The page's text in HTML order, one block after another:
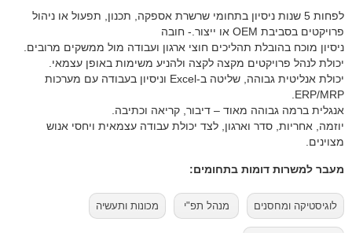
לפחות 5 שנות ניסיון בתחומי שרשרת אספקה, תכנון, תפעול או ניהול
פרויקטים בסביבת OEM או ייצור.- חובה
ניסיון מוכח בהובלת תהליכים חוצי ארגון ועבודה מול ממשקים מרובים.
יכולת לנהל פרויקטים מקצה לקצה ולהניע משימות באופן עצמאי.
יכולת אנליטית גבוהה, שליטה ב-Excel וניסיון בעבודה עם מערכות
ERP/MRP.
אנגלית ברמה גבוהה מאוד – דיבור, קריאה וכתיבה.
יוזמה, אחריות, סדר וארגון, לצד יכולת עבודה עצמאית ויחסי אנוש
מצוינים.
מעבר למשרות דומות בתחומים:
לוגיסטיקה ומחסנים מנהל תפ"י מכונות ותעשיה